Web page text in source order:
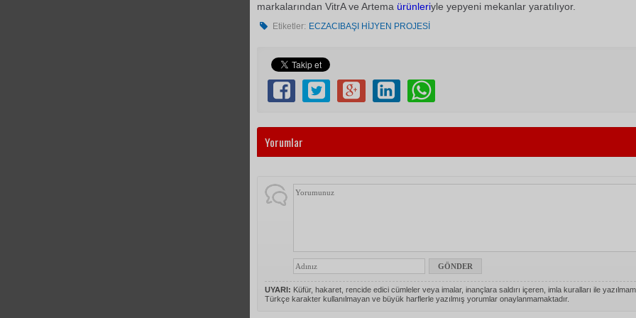
markalarından VitrA ve Artema ürünleriyle yepyeni mekanlar yaratılıyor.
Etiketler: ECZACIBAŞI HİJYEN PROJESİ
Yorumlar
UYARI: Küfür, hakaret, rencide edici cümleler veya imalar, inançlara saldırı içeren, imla kuralları ile
Türkçe karakter kullanılmayan ve büyük harflerle yazılmış yorumlar onaylanmamaktadır.